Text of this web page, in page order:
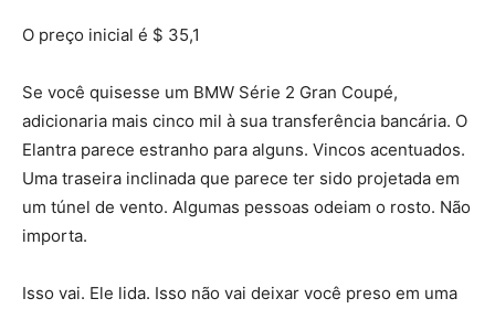
O preço inicial é $ 35,1
Se você quisesse um BMW Série 2 Gran Coupé,
adicionaria mais cinco mil à sua transferência bancária. O
Elantra parece estranho para alguns. Vincos acentuados.
Uma traseira inclinada que parece ter sido projetada em
um túnel de vento. Algumas pessoas odeiam o rosto. Não
importa.
Isso vai. Ele lida. Isso não vai deixar você preso em uma